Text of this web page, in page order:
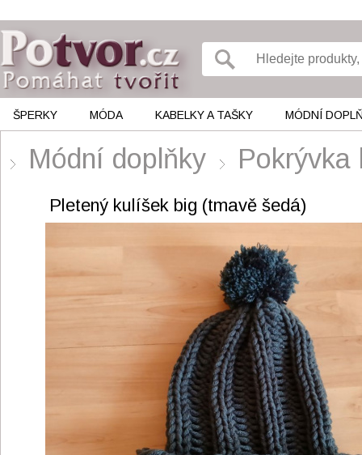
ŠPERKY MÓDA KABELKY A TAŠKY MÓDNÍ
Módní doplňky Pokrývka
Pletený kulíšek big (tmavě šedá)